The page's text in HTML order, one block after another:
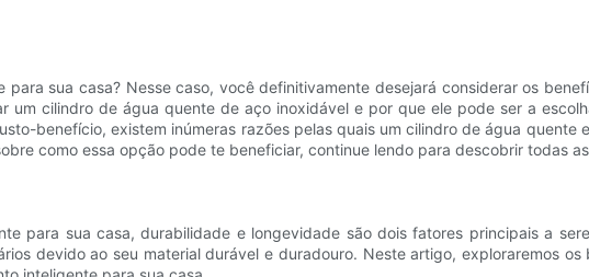
sua casa? Nesse caso, você definitivamente desejará considerar os
um cilindro de água quente de aço inoxidável e por que ele pode ser a
benefício, existem inúmeras razões pelas quais um cilindro de água quente
como essa opção pode te beneficiar, continue lendo para descobrir todas
para sua casa, durabilidade e longevidade são dois fatores principais a
devido ao seu material durável e duradouro. Neste artigo, exploraremos